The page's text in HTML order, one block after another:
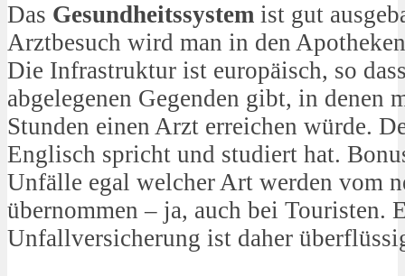
Das Gesundheitssystem ist gut
Arztbesuch wird man in den
Die Infrastruktur ist europäisch, so
abgelegenen Gegenden gibt, in denen
Stunden einen Arzt erreichen würde.
Englisch spricht und studiert hat.
Unfälle egal welcher Art werden vom
übernommen – ja, auch bei Touristen.
Unfallversicherung ist daher